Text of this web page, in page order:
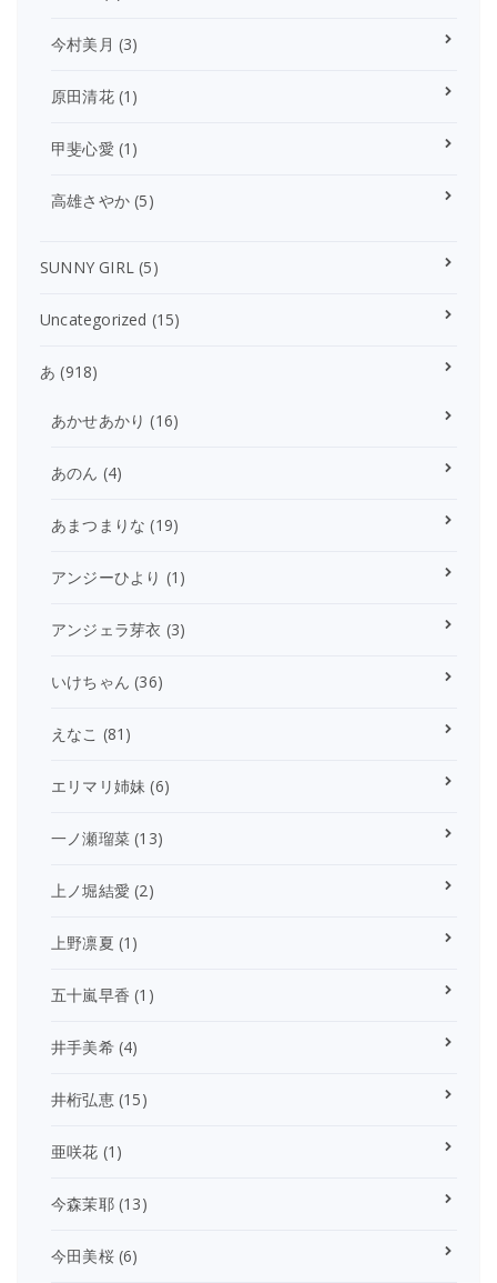
今村美月 (3)
原田清花(1)
甲斐心愛 (1)
高雄さやか (5)
SUNNY GIRL (5)
Uncategorized (15)
あ (918)
あかせあかり (16)
あのん (4)
あまつまりな (19)
アンジーひより (1)
アンジェラ芽衣 (3)
いけちゃん (36)
えなこ (81)
エリマリ姉妹 (6)
一ノ瀬瑠菜 (13)
上ノ堀結愛 (2)
上野凛夏 (1)
五十嵐早香 (1)
井手美希(4)
井桁弘恵(15)
亜咲花 (1)
今森茉耶(13)
今田美桜(6)